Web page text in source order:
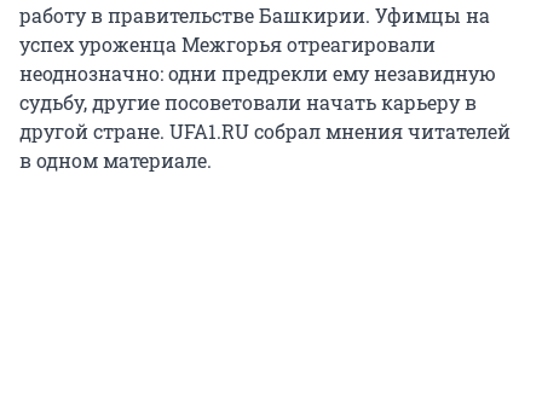
работу в правительстве Башкирии. Уфимцы на
успех уроженца Межгорья отреагировали
неоднозначно: одни предрекли ему незавидную
судьбу, другие посоветовали начать карьеру в
другой стране. UFA1.RU собрал мнения читателей
в одном материале.